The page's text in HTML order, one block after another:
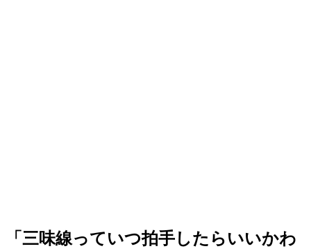
「三味線っていつ拍手したらいいかわ